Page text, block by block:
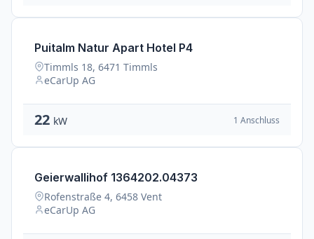
Puitalm Natur Apart Hotel P4
Timmls 18, 6471 Timmls
eCarUp AG
22 kW 1 Anschluss
Geierwallihof 1364202.04373
Rofenstraße 4, 6458 Vent
eCarUp AG